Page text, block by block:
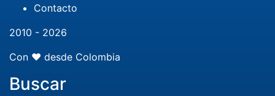
Contacto
2010 - 2026
Con ❤️ desde Colombia
Buscar